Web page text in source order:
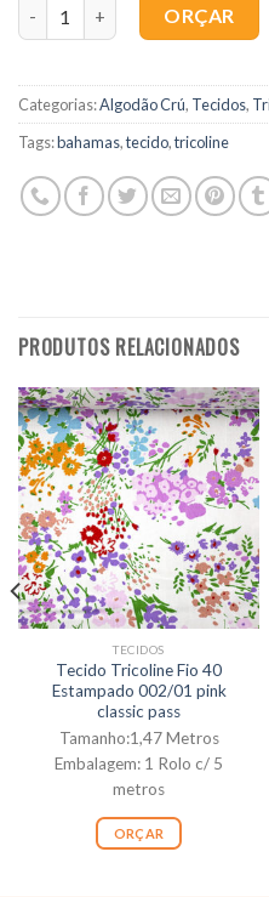
ORÇAR
Categorias:Algodão Crú, Tecidos,
Tags:bahamas,tecido,tricoline
PRODUTOS RELACIONADOS
TECIDOS
Tecido Tricoline Fio 40
Estampado 002/01 pink
classic pass
Tamanho:1,47 Metros
Embalagem: 1 Rolo c/ 5
metros
ORÇAR